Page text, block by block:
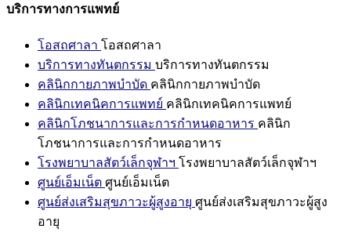
บริการทางการแพทย์
โอสถศาลา โอสถศาลา
บริการทางทันตกรรม บริการทางทันตกรรม
คลินิกกายภาพบำบัด คลินิกกายภาพบำบัด
คลินิกเทคนิคการแพทย์ คลินิกเทคนิคการแพทย์
คลินิกโภชนาการและการกำหนดอาหาร คลินิก
โภชนาการและการกำหนดอาหาร
โรงพยาบาลสัตว์เล็กจุฬาฯ โรงพยาบาลสัตว์เล็กจุฬาฯ
ศูนย์เอ็มเน็ต ศูนย์เอ็มเน็ต
ศูนย์ส่งเสริมสุขภาวะผู้สูงอายุ ศูนย์ส่งเสริมสุขภาวะผู้สูง
อายุ